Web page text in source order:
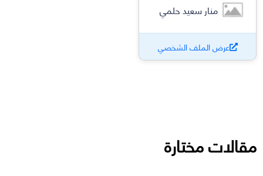
منار سعيد حلمي
عرض الملف الشخصي
مقالات مختارة